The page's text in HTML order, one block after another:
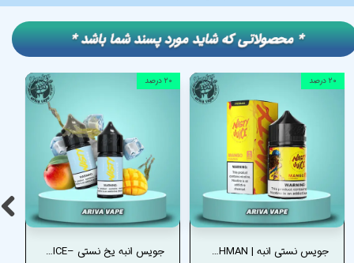
جویس انبه یخ نستی –NASTY MANGO ICE JUICE
۲۰ درصد
جویس نستی انبه | NASTY MANGO CUSHMAN
۲۰ درصد
​​* محصولاتی که شاید مورد پسند شما باشد *